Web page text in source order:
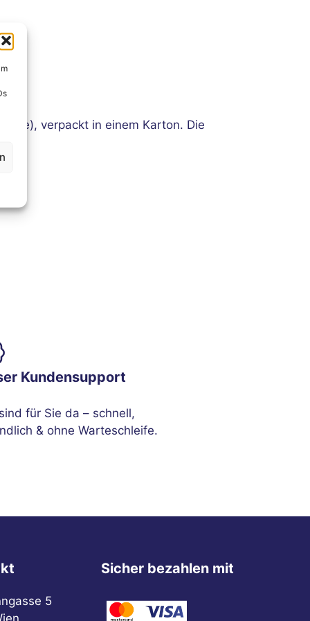
verpackt in einem Karton. Die
Kundensupport
für Sie da – schnell,
& ohne Warteschleife.
5
Sicher bezahlen mit